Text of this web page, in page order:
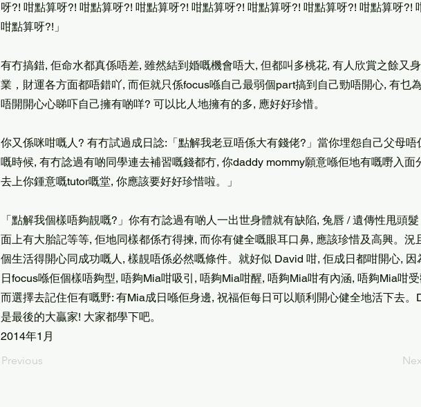
呀?! 咁點算呀?! 咁點算呀?! 咁點算呀?! 咁點算呀?! 咁點算呀?! 咁點算呀?! 咁點算呀?!
咁點算呀?!」
有冇搞錯, 佢命水都真係唔差, 雖然結到婚嘅機會唔大, 但都叫多桃花, 有人欣賞之餘又
業，財運各方面都唔錯吖, 而佢就只係focus喺自己最弱個part搞到自己勁唔開心, 有乜
唔開開心心睇吓自己擁有啲咩? 可以比人地擁有的多, 應好好珍惜。
你又係咪咁嘅人? 有冇試過成日諗:「點解我老豆唔係大有錢佬?」當你埋怨自己父母唔
嘅時候, 有冇諗過有啲同學連去補習嘅錢都冇, 你daddy mommy願意喺佢地有嘅嘢入面
去上你鍾意嘅tutor嘅堂, 你應該要好好珍惜啦。」
「點解我個樣唔夠靚嘅?」你有冇諗過有啲人一出世身體就有缺陷, 兔唇 / 遺傳性甩頭
面上有大胎記等等, 佢地同樣都係冇得揀, 而你有健全嘅眼耳口鼻, 應該珍惜及高興。況
個生活得開心同成功嘅人, 樣靚唔係必然嘅條件。就好似 David 咁, 佢成日都咁開心, 因
日focus喺佢個樣唔夠型, 唔夠Mia咁吸引, 唔夠Mia咁醒, 唔夠Mia咁有內涵, 唔夠Mia咁
而選擇去記住佢有嘅野: 有Mia成日喺佢身邊, 祝福佢每日可以順利開心健全地活下去。
是最後的大贏家! 大家都學下吧。
2014年1月
Previous